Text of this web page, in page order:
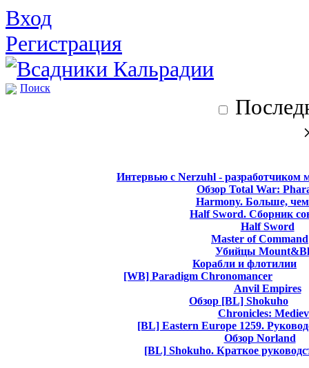
Вход
Регистрация
Поиск
Интервью с Nerzuhl - разработчиком
Обзор Total War:
Harmony. Больше,
Half Sword. Сборник
Half Sword
Master of Command
Убийцы
Корабли и флотилии
[WB] Paradigm Chronomancer
Anvil Empires
Обзор [BL] Shokuho
Chronicles:
[BL] Eastern Europe 1259.
Обзор Norland
[BL] Shokuho. Краткое